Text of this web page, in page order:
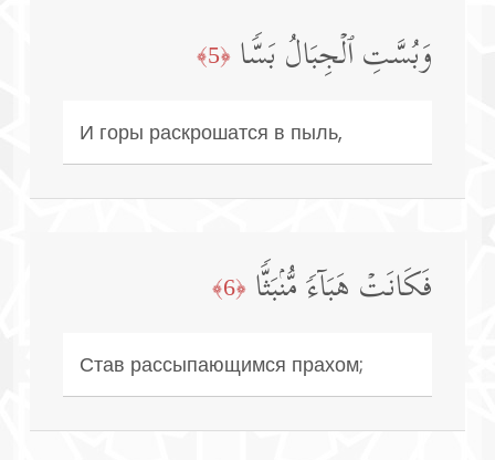
وَبُسَّتِ ٱلۡجِبَالُ بَسࣰّا ﴿5﴾
И горы раскрошатся в пыль,
فَكَانَتۡ هَبَاۤءࣰ مُّنۢبَثࣰّا ﴿6﴾
Став рассыпающимся прахом;